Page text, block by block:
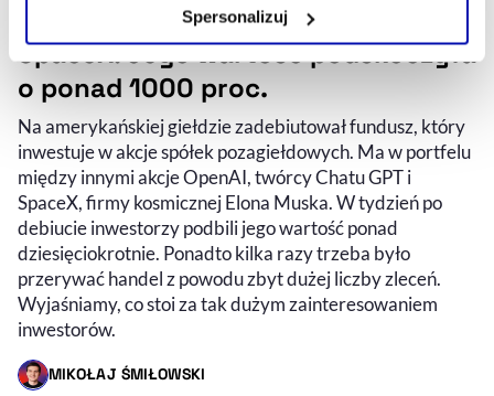
naszejPolityce Prywatności.
Spersonalizuj
Fundusz inwestuje w OpenAI i
SpaceX. Jego wartość podskoczyła
o ponad 1000 proc.
Na amerykańskiej giełdzie zadebiutował fundusz, który
inwestuje w akcje spółek pozagiełdowych. Ma w portfelu
między innymi akcje OpenAI, twórcy Chatu GPT i
SpaceX, firmy kosmicznej Elona Muska. W tydzień po
debiucie inwestorzy podbili jego wartość ponad
dziesięciokrotnie. Ponadto kilka razy trzeba było
przerywać handel z powodu zbyt dużej liczby zleceń.
Wyjaśniamy, co stoi za tak dużym zainteresowaniem
inwestorów.
MIKOŁAJ ŚMIŁOWSKI
- AUTOR ARTYKUŁU - PROFIL